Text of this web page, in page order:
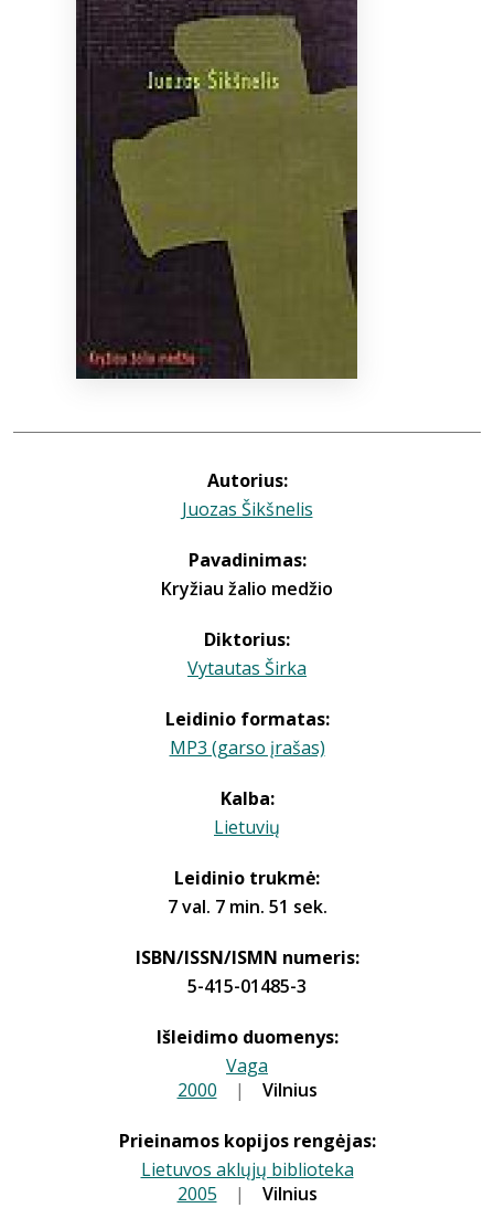
Bibliotekoms
Autorius:
Juozas Šikšnelis
Pavadinimas:
Kryžiau žalio medžio
Diktorius:
Vytautas Širka
Leidinio formatas:
MP3 (garso įrašas)
Kalba:
Lietuvių
Leidinio trukmė:
7 val. 7 min. 51 sek.
ISBN/ISSN/ISMN numeris:
5-415-01485-3
Išleidimo duomenys:
Vaga
2000 | Vilnius
Prieinamos kopijos rengėjas:
Lietuvos aklųjų biblioteka
2005 | Vilnius